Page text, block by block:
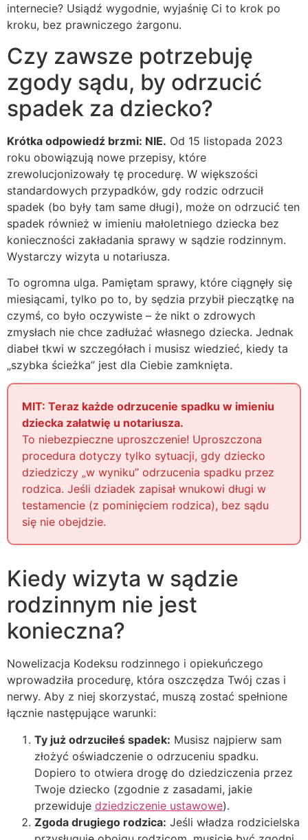
internecie? Usiądź wygodnie, wyjaśnię Ci to krok po
kroku, bez prawniczego żargonu.
Czy zawsze potrzebuję
zgody sądu, by odrzucić
spadek za dziecko?
Krótka odpowiedź brzmi: NIE. Od 15 listopada 2023
roku obowiązują nowe przepisy, które
zrewolucjonizowały tę procedurę. W większości
standardowych przypadków, gdy rodzic odrzucił
spadek (bo były tam same długi), może on odrzucić ten
spadek również w imieniu małoletniego dziecka bez
konieczności zakładania sprawy w sądzie rodzinnym.
Wystarczy wizyta u notariusza.
To ogromna ulga. Pamiętam sprawy, które ciągnęły się
miesiącami, tylko po to, by sędzia przybił pieczątkę na
czymś, co było oczywiste – że nikt o zdrowych
zmysłach nie chce zadłużać własnego dziecka. Jednak
diabeł tkwi w szczegółach i musisz wiedzieć, kiedy ta
„szybka ścieżka” jest dla Ciebie zamknięta.
MIT: Teraz każde odrzucenie spadku w imieniu
dziecka załatwię u notariusza.
To niebezpieczne uproszczenie! Uproszczona
procedura dotyczy tylko sytuacji, gdy dziecko
dziedziczy „w wyniku” odrzucenia spadku przez
rodzica. Jeśli dziadek zapisał wnukowi długi w
testamencie (z pominięciem rodzica), bez sądu
się nie obejdzie.
Kiedy wizyta w sądzie
rodzinnym nie jest
konieczna?
Nowelizacja Kodeksu rodzinnego i opiekuńczego
wprowadziła procedurę, która oszczędza Twój czas i
nerwy. Aby z niej skorzystać, muszą zostać spełnione
łącznie następujące warunki:
Ty już odrzuciłeś spadek: Musisz najpierw sam
złożyć oświadczenie o odrzuceniu spadku.
Dopiero to otwiera drogę do dziedziczenia przez
Twoje dziecko (zgodnie z zasadami, jakie
przewiduje dziedziczenie ustawowe).
Zgoda drugiego rodzica: Jeśli władza rodzicielska